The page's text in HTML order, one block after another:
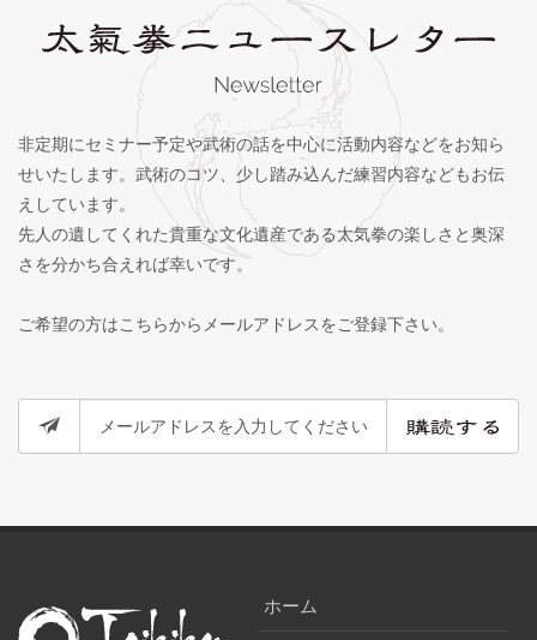
非定期にセミナー予定や武術の話を中心に活動内容などをお知ら
せいたします。武術のコツ、少し踏み込んだ練習内容などもお伝
えしています。
先人の遺してくれた貴重な文化遺産である太気拳の楽しさと奥深
さを分かち合えれば幸いです。
ご希望の方はこちらからメールアドレスをご登録下さい。
ホーム